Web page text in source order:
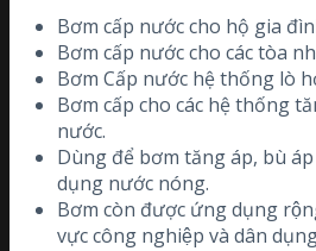
Bơm cấp nước cho hộ gia
Bơm cấp nước cho các tòa
Bơm Cấp nước hệ thống lò
Bơm cấp cho các hệ thống
nước.
Dùng để bơm tăng áp, bù
dụng nước nóng.
Bơm còn được ứng dụng
vực công nghiệp và dân